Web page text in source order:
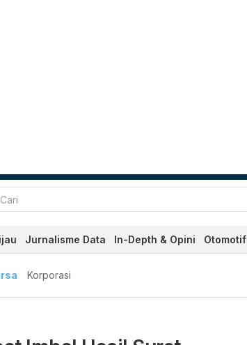
Jurnalisme Data In-Depth & Opini Otomotif
Korporasi